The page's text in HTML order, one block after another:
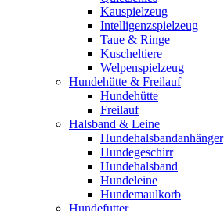
Kauspielzeug
Intelligenzspielzeug
Taue & Ringe
Kuscheltiere
Welpenspielzeug
Hundehütte & Freilauf
Hundehütte
Freilauf
Halsband & Leine
Hundehalsbandanhänger
Hundegeschirr
Hundehalsband
Hundeleine
Hundemaulkorb
Hundefutter